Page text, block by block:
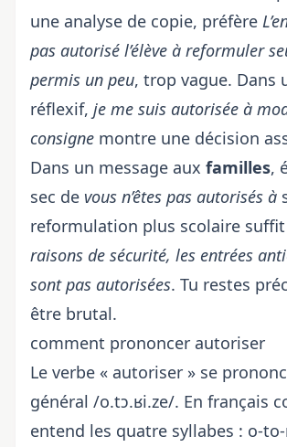
une analyse de copie, préfère
pas autorisé l’élève à reformuler
permis un peu, trop vague. Dans
réflexif, je me suis autorisée à
consigne montre une décision
Dans un message aux familles,
sec de vous n’êtes pas autorisés à
reformulation plus scolaire
raisons de sécurité, les entrées
sont pas autorisées. Tu restes
être brutal.
comment prononcer autoriser
Le verbe « autoriser » se
général /o.tɔ.ʁi.ze/. En français
entend les quatre syllabes : o-